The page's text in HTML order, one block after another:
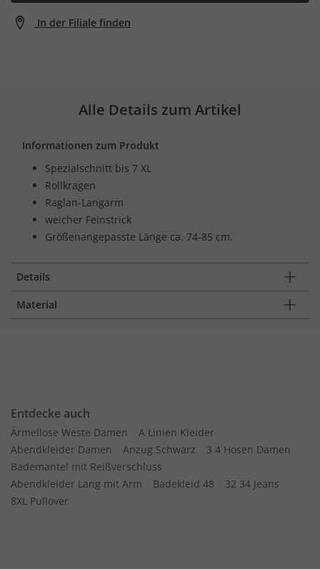
In der Filiale finden
Alle Details zum Artikel
Informationen zum Produkt
Spezialschnitt bis 7 XL
Rollkragen
Raglan-Langarm
weicher Feinstrick
Größenangepasste Länge ca. 74-85 cm.
Details
Material
Entdecke auch
Ärmellose Weste Damen
A Linien Kleider
Abendkleider Damen
Anzug Schwarz
3 4 Hosen Damen
Bademantel mit Reißverschluss
Abendkleider Lang mit Arm
Badekleid 48
32 34 Jeans
8XL Pullover